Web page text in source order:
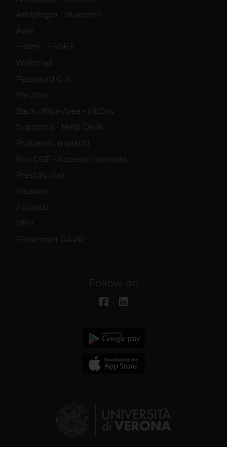
Antiplagio - Studenti
Aule
Esami - ESSE3
Webmail
Password GIA
MyUnivr
Back office Area - dbErw
Supporto - Help Desk
Problemi Impianti
Sito DSE - Accesso riservato
Prestito libri
Missioni
Acquisti
VPN
Filesender GARR
Follow on